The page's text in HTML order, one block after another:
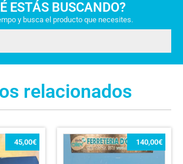
ESTÁS BUSCANDO?
y busca el producto que necesites.
relacionados
45,00€ 140,00€